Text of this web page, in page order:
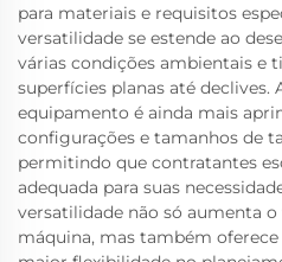
para materiais e requisitos
versatilidade se estende ao
várias condições ambientais e
superfícies planas até declives.
equipamento é ainda mais
configurações e tamanhos de
permitindo que contratantes
adequada para suas
versatilidade não só aumenta
máquina, mas também